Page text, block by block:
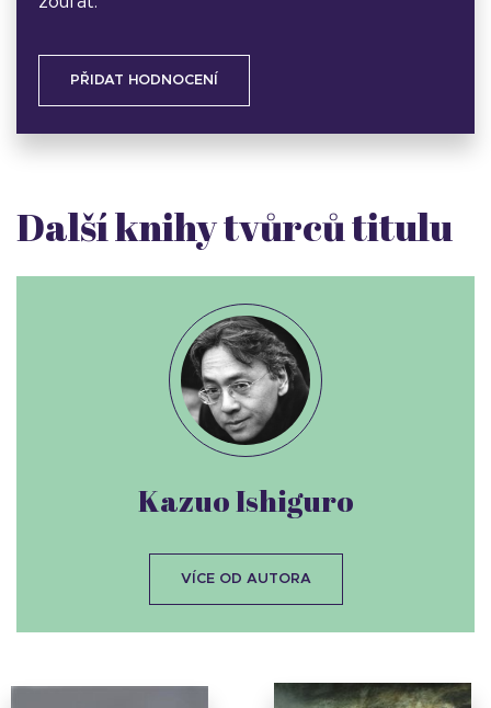
PŘIDAT HODNOCENÍ
Další knihy tvůrců titulu
Kazuo Ishiguro
VÍCE OD AUTORA